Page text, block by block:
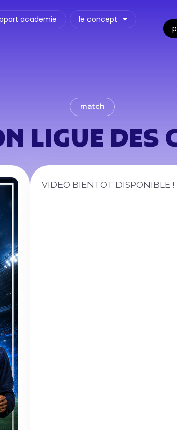
academie
le concept
match
LIGUE DES
VIDEO BIENTOT DISPONIBLE !